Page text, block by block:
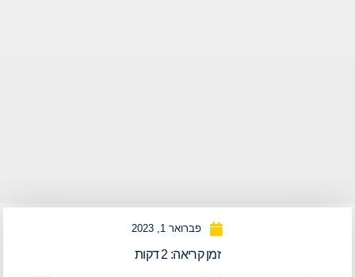
פברואר 1, 2023
זמן קריאה: 2 דקות